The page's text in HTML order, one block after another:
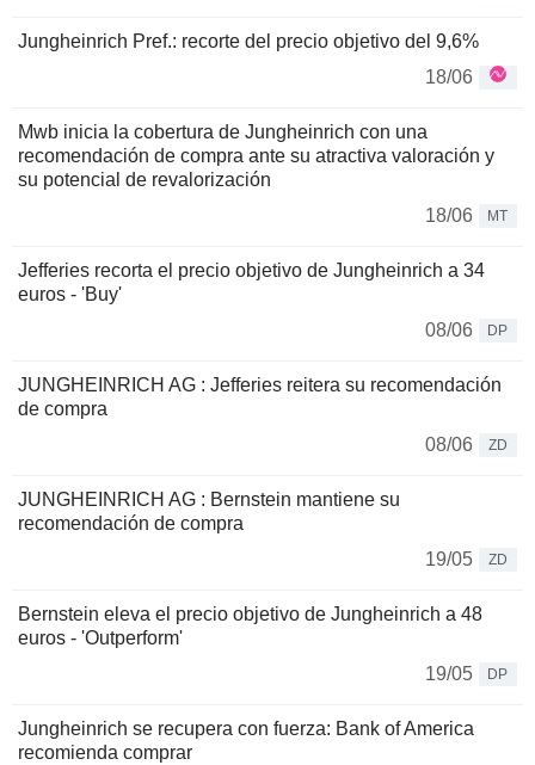
Jungheinrich Pref.: recorte del precio objetivo del 9,6%
18/06
Mwb inicia la cobertura de Jungheinrich con una
recomendación de compra ante su atractiva valoración y
su potencial de revalorización
18/06
MT
Jefferies recorta el precio objetivo de Jungheinrich a 34
euros - 'Buy'
08/06
DP
JUNGHEINRICH AG : Jefferies reitera su recomendación
de compra
08/06
ZD
JUNGHEINRICH AG : Bernstein mantiene su
recomendación de compra
19/05
ZD
Bernstein eleva el precio objetivo de Jungheinrich a 48
euros - 'Outperform'
19/05
DP
Jungheinrich se recupera con fuerza: Bank of America
recomienda comprar